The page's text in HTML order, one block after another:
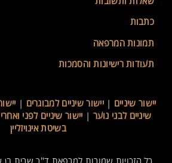
כתבות
תמונות המרפאה
תעודות רישיונות והסמכות
יישור שיניים |יישור שיניים למבוגרים |
שיניים לבני נוער | יישור שיניים לפני ואחרי
בשיטת אינויזליין